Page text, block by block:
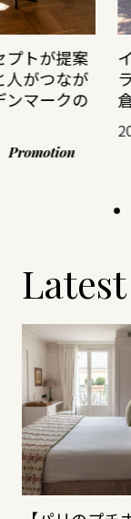
プトが提案
人がつなが
ンマークの
Promotion